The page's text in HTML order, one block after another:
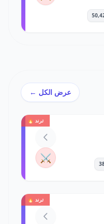
عرض الكل ←
ترند 🔥
⚔️
ترند 🔥